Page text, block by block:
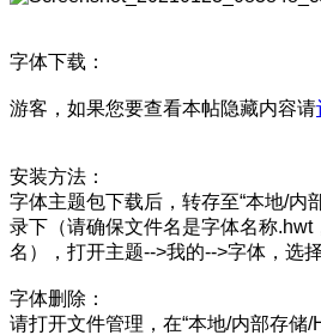
字体下载：
游客，如果您要查看本帖隐藏内容请
安装方法：
字体主题包下载后，转存至“本地/内
录下（请确保文件名是字体名称.hwt
名），打开主题-->我的-->字体，选
字体删除：
请打开文件管理，在“本地/内部存储/